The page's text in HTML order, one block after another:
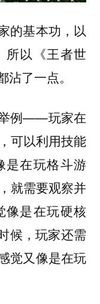
的基本功，以
所以《王者世
了一点。
例——玩家在
可以利用技能
是在玩格斗游
就需要观察并
像是在玩硬核
候，玩家还需
觉又像是在玩